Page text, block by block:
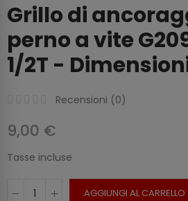
Grillo di
perno a vite
1/2T -
Recensioni (0)
9,00 €
Tasse incluse
AGGIUNGI AL CARRELLO